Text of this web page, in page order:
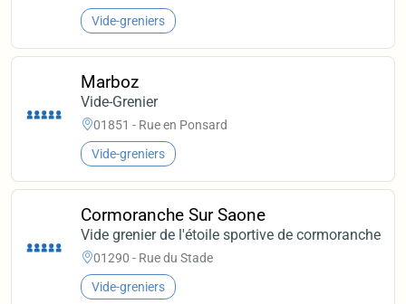
Vide-greniers
Marboz
Vide-Grenier
01851 - Rue en Ponsard
Vide-greniers
Cormoranche Sur Saone
Vide grenier de l'étoile sportive de cormoranche
01290 - Rue du Stade
Vide-greniers